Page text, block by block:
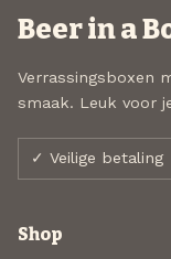
Beer in a
Verrassingsboxen
smaak. Leuk voor
✓ Veilige betaling
Shop